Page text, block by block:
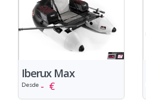
Iberux Max
Desde - €